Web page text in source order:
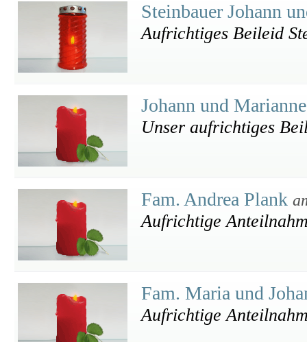
Steinbauer Johann
Aufrichtiges Beileid
Johann und
Unser aufrichtiges
Fam. Andrea Plank
Aufrichtige
Fam. Maria und
Aufrichtige